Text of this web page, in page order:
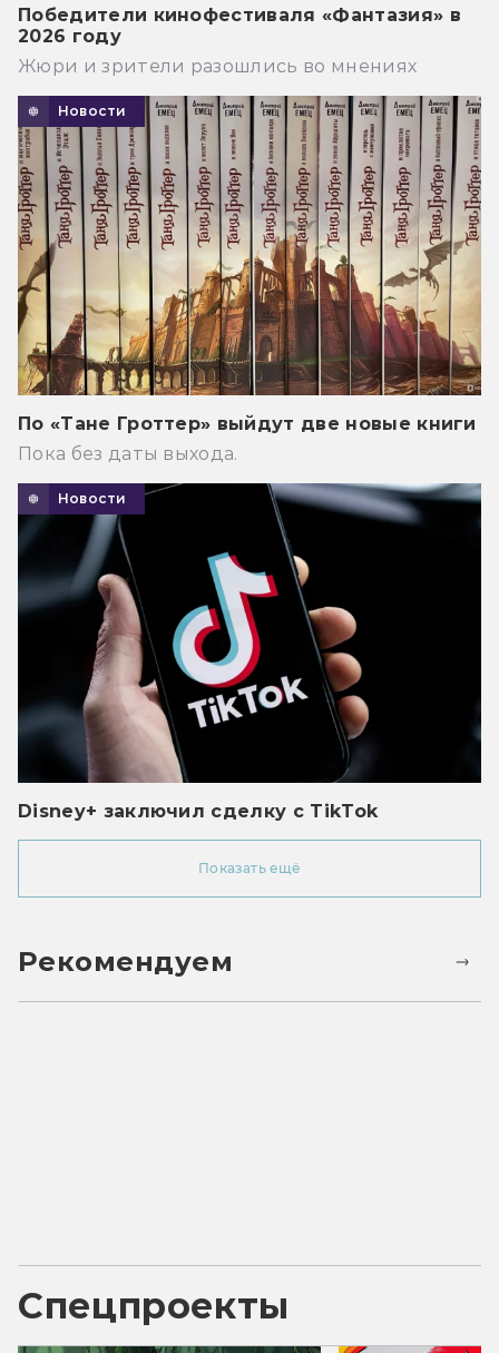
Победители кинофестиваля «Фантазия» в
2026 году
Жюри и зрители разошлись во мнениях
Новости
По «Тане Гроттер» выйдут две новые книги
Пока без даты выхода.
Новости
Disney+ заключил сделку с TikTok
Показать ещё
Рекомендуем
Спецпроекты